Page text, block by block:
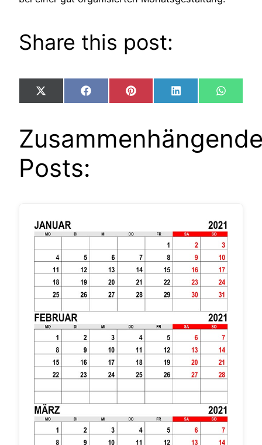
Share this post:
Share
on
X
(Twitter)
Share
on
FacebookShare
on
Pinterest Share
on
LinkedIn Share
on
Posts: